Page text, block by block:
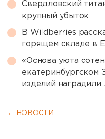
Свердловский
крупный убыток
В Wildberries
горящем складе в
«Основа уюта
екатеринбургском
изделий наградили
← НОВОСТИ